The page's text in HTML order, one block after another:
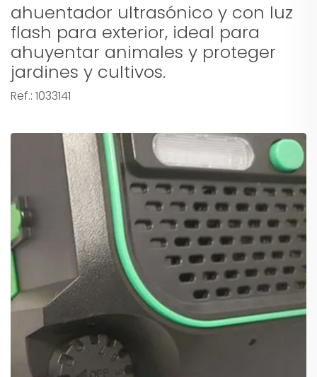
ahuentador ultrasónico y con luz
flash para exterior, ideal para
ahuyentar animales y proteger
jardines y cultivos.
Ref.: 1033141